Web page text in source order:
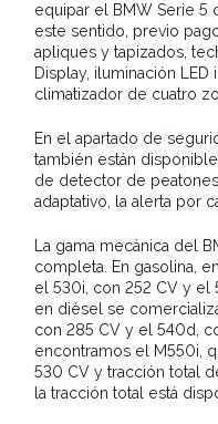
equipar el BMW Serie 5
este sentido, previo
apliques y tapizados,
Display, iluminación
climatizador de cuatro
En el apartado de
también están
de detector de
adaptativo, la alerta por
La gama mecánica del
completa. En gasolina,
el 530i, con 252 CV y el
en diésel se
con 285 CV y el 540d,
encontramos el M550i,
530 CV y tracción total
la tracción total está